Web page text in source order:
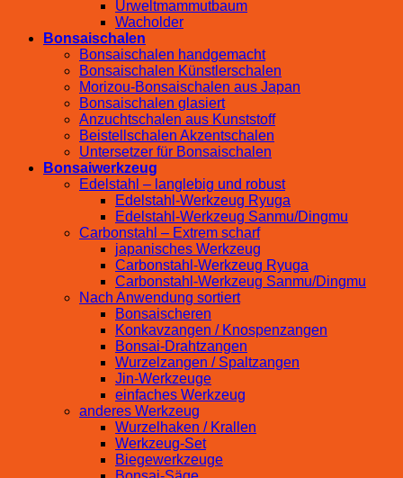
Urweltmammutbaum
Wacholder
Bonsaischalen
Bonsaischalen handgemacht
Bonsaischalen Künstlerschalen
Morizou-Bonsaischalen aus Japan
Bonsaischalen glasiert
Anzuchtschalen aus Kunststoff
Beistellschalen Akzentschalen
Untersetzer für Bonsaischalen
Bonsaiwerkzeug
Edelstahl – langlebig und robust
Edelstahl-Werkzeug Ryuga
Edelstahl-Werkzeug Sanmu/Dingmu
Carbonstahl – Extrem scharf
japanisches Werkzeug
Carbonstahl-Werkzeug Ryuga
Carbonstahl-Werkzeug Sanmu/Dingmu
Nach Anwendung sortiert
Bonsaischeren
Konkavzangen / Knospenzangen
Bonsai-Drahtzangen
Wurzelzangen / Spaltzangen
Jin-Werkzeuge
einfaches Werkzeug
anderes Werkzeug
Wurzelhaken / Krallen
Werkzeug-Set
Biegewerkzeuge